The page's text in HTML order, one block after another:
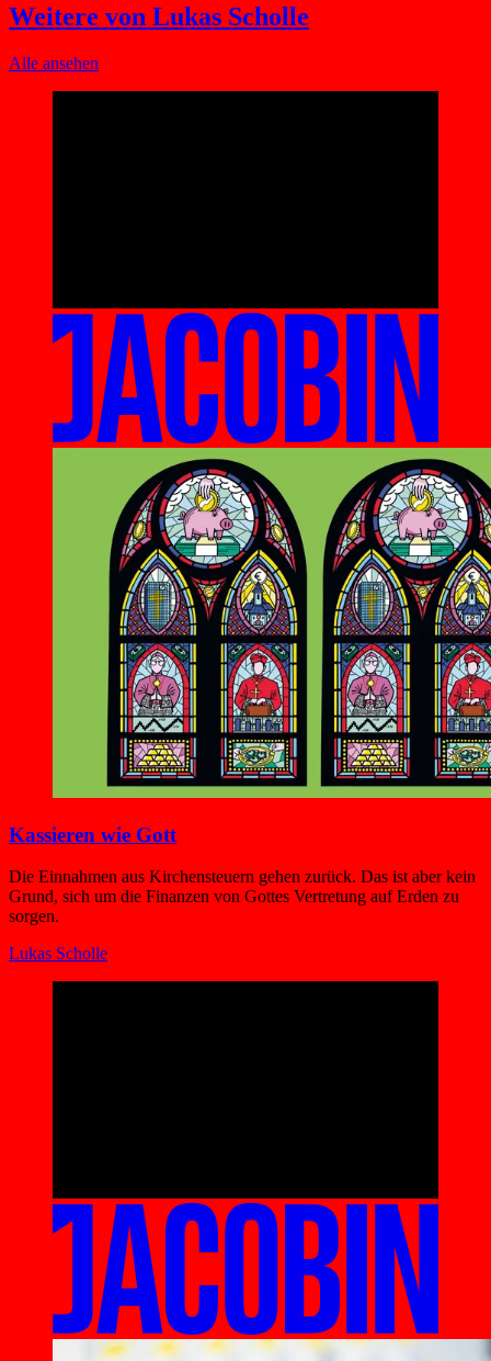
Weitere von Lukas Scholle
Alle ansehen
Kassieren wie Gott
Die Einnahmen aus Kirchensteuern gehen zurück. Das ist aber kein
Grund, sich um die Finanzen von Gottes Vertretung auf Erden zu
sorgen.
Lukas Scholle